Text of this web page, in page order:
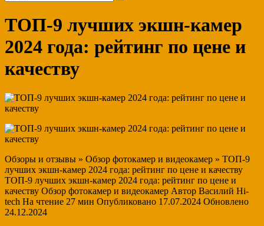
ТОП-9 лучших экшн-камер
2024 года: рейтинг по цене и
качеству
Обзоры и отзывы » Обзор фотокамер и видеокамер » ТОП-9
лучших экшн-камер 2024 года: рейтинг по цене и качеству
ТОП-9 лучших экшн-камер 2024 года: рейтинг по цене и
качеству Обзор фотокамер и видеокамер Автор Василий Hi-
tech На чтение 27 мин Опубликовано 17.07.2024 Обновлено
24.12.2024